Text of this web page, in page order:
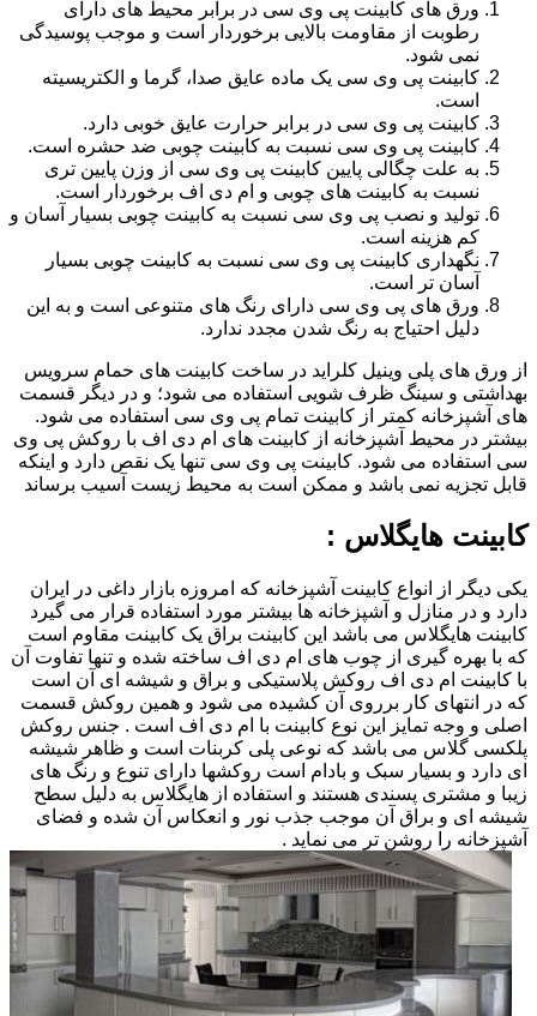
ورق های کابینت پی وی سی در برابر محیط های دارای
رطوبت از مقاومت بالایی برخوردار است و موجب پوسیدگی
نمی شود.
کابینت پی وی سی یک ماده عایق صدا، گرما و الکتریسیته
است.
کابینت پی وی سی در برابر حرارت عایق خوبی دارد.
کابینت پی وی سی نسبت به کابینت چوبی ضد حشره است.
به علت چگالی پایین کابینت پی وی سی از وزن پایین تری
نسبت به کابینت های چوبی و ام دی اف برخوردار است.
تولید و نصب پی وی سی نسبت به کابینت چوبی بسیار آسان و
کم هزینه است.
نگهداری کابینت پی وی سی نسبت به کابینت چوبی بسیار
آسان تر است.
ورق های پی وی سی دارای رنگ های متنوعی است و به این
دلیل احتیاج به رنگ شدن مجدد ندارد.
از ورق های پلی وینیل کلراید در ساخت کابینت های حمام سرویس
بهداشتی و سینگ ظرف شویی استفاده می شود؛ و در دیگر قسمت
های آشپزخانه کمتر از کابینت تمام پی وی سی استفاده می شود.
بیشتر در محیط آشپزخانه از کابینت های ام دی اف با روکش پی وی
سی استفاده می شود. کابینت پی وی سی تنها یک نقص دارد و اینکه
قابل تجزیه نمی باشد و ممکن است به محیط زیست آسیب برساند
کابینت هایگلاس :
یکی دیگر از انواع کابینت آشپزخانه که امروزه بازار داغی در ایران
دارد و در منازل و آشپزخانه ها بیشتر مورد استفاده قرار می گیرد
کابینت هایگلاس می باشد این کابینت براق یک کابینت مقاوم است
که با بهره گیری از چوب های ام دی اف ساخته شده و تنها تفاوت آن
با کابینت ام دی اف روکش پلاستیکی و براق و شیشه ای آن است
که در انتهای کار برروی آن کشیده می شود و همین روکش قسمت
اصلی و وجه تمایز این نوع کابینت با ام دی اف است . جنس روکش
پلکسی گلاس می باشد که نوعی پلی کربنات است و ظاهر شیشه
ای دارد و بسیار سبک و بادام است روکشها دارای تنوع و رنگ های
زیبا و مشتری پسندی هستند و استفاده از هایگلاس به دلیل سطح
شیشه ای و براق آن موجب جذب نور و انعکاس آن شده و فضای
آشپزخانه را روشن تر می نماید .